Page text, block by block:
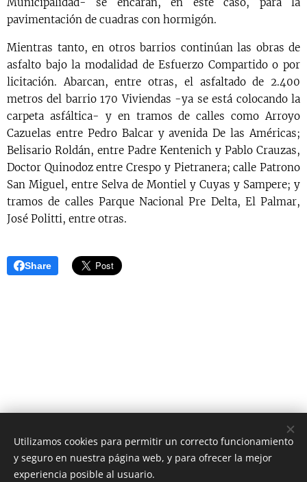
pavimentación de cuadras con hormigón.
Mientras tanto, en otros barrios continúan las obras de
asfalto bajo la modalidad de Esfuerzo Compartido o por
licitación. Abarcan, entre otras, el asfaltado de 2.400
metros del barrio 170 Viviendas -ya se está colocando la
carpeta asfáltica- y en tramos de calles como Arroyo
Cazuelas entre Pedro Balcar y avenida De las Américas;
Belisario Roldán, entre Padre Kentenich y Pablo Crauzas,
Doctor Quinodoz entre Crespo y Pietranera; calle Patrono
San Miguel, entre Selva de Montiel y Cuyas y Sampere; y
tramos de calles Parque Nacional Pre Delta, El Palmar,
José Politti, entre otras.
Share
AS Digital News
Utilizamos cookies para permitir un correcto funcionamiento
y seguro en nuestra página web, y para ofrecer la mejor
experiencia posible al usuario.